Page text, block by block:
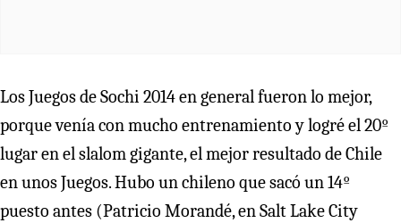
Los Juegos de Sochi 2014 en general fueron lo mejor,
porque venía con mucho entrenamiento y logré el 20º
lugar en el slalom gigante, el mejor resultado de Chile
en unos Juegos. Hubo un chileno que sacó un 14º
puesto antes (Patricio Morandé, en Salt Lake City